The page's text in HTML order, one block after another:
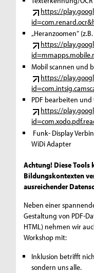
https://
„Heranzoomen“
https://
Mobil scannen und
https://
PDF bearbeiten und
https://
Funk- Display
WiDi Adapter
Achtung! Diese
Bildungskontexten
ausreichender
Neben einer
Gestaltung von PDF-
HTML) nehmen wir
Workshop mit:
Inklusion betrifft
sondern uns alle.